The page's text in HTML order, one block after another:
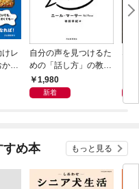
レ
味
チ
自分の声を見つけるた
めの「話し方」の教
室 Ｏｒａｃｙ（オラ
シー）
1,980
新着
な
すめ本 もっと見る